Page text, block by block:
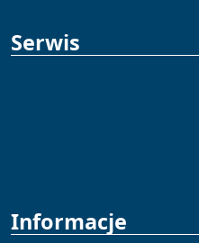
Serwis
Informacje